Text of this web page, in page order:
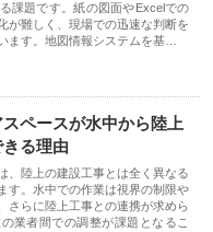
課題です。紙の図面やExcelでの
が難しく、現場での迅速な判断を
ます。地図情報システムを基…
ペースが水中から陸上
る理由
、陸上の建設工事とは全く異なる
す。水中での作業は視界の制限や
さらに陸上工事との連携が求めら
業者間での調整が課題となるこ